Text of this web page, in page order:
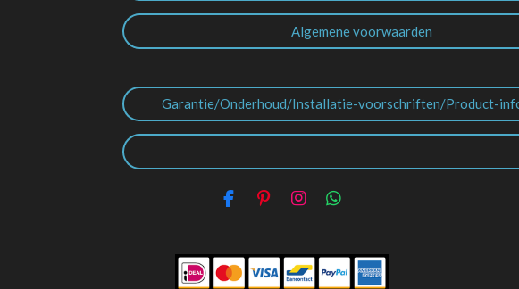
Algemene voorwaarden
Garantie/Onderhoud/Installatie-voorschriften/Product-
F
e
b
P
t
e
I
t
a
W
t
s